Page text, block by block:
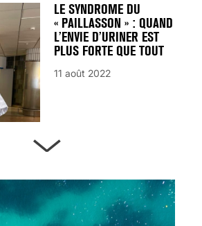
LE SYNDROME DU
« PAILLASSON » : QUAND
L’ENVIE D’URINER EST
PLUS FORTE QUE TOUT
11 août 2022
13 août 2024